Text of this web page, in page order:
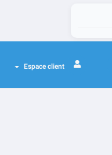
Espace client